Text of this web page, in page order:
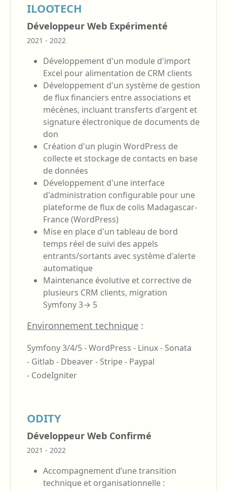
ILOOTECH
Développeur Web Expérimenté
2021 - 2022
Développement d'un module d'import
Excel pour alimentation de CRM clients
Développement d'un système de gestion
de flux financiers entre associations et
mécènes, incluant transferts d'argent et
signature électronique de documents de
don
Création d'un plugin WordPress de
collecte et stockage de contacts en base
de données
Développement d'une interface
d'administration configurable pour une
plateforme de flux de colis Madagascar-
France (WordPress)
Mise en place d'un tableau de bord
temps réel de suivi des appels
entrants/sortants avec système d'alerte
automatique
Maintenance évolutive et corrective de
plusieurs CRM clients, migration
Symfony 3→ 5
Environnement technique :
Symfony 3/4/5 -WordPress - Linux - Sonata
- Gitlab - Dbeaver - Stripe - Paypal
- CodeIgniter
ODITY
Développeur Web Confirmé
2021 - 2022
Accompagnement d’une transition
technique et organisationnelle :